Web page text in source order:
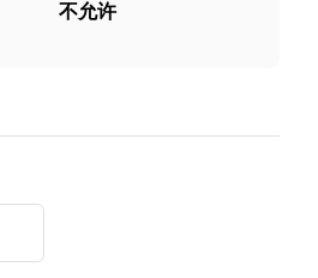
不允许